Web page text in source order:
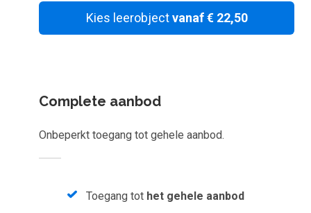
Kies leerobjectvanaf € 22,50
Complete aanbod
Onbeperkt toegang tot gehele aanbod.
Toegang tot het gehele aanbod